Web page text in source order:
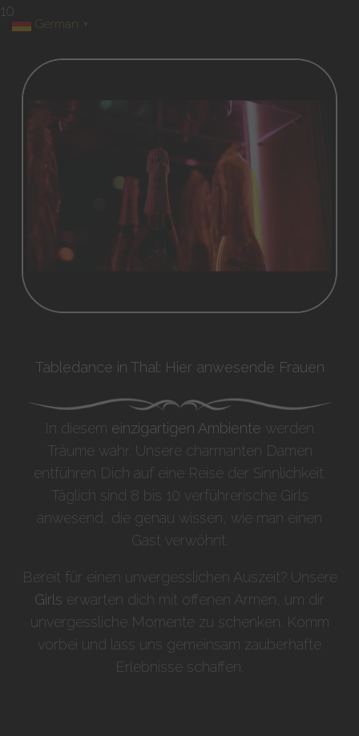
10
Tabledance in Thal: Hier anwesende Frauen
In diesem einzigartigen Ambiente werden
Träume wahr. Unsere charmanten Damen
entführen Dich auf eine Reise der Sinnlichkeit.
Täglich sind 8 bis 10 verführerische Girls
anwesend, die genau wissen, wie man einen
Gast verwöhnt.
Bereit für einen unvergesslichen Auszeit? Unsere
Girls erwarten dich mit offenen Armen, um dir
unvergessliche Momente zu schenken. Komm
vorbei und lass uns gemeinsam zauberhafte
Erlebnisse schaffen.
German